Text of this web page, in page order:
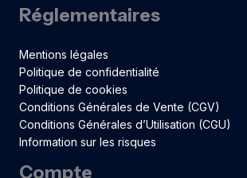
Réglementaires
Mentions légales
Politique de confidentialité
Politique de cookies
Conditions Générales de Vente (CGV)
Conditions Générales d’Utilisation (CGU)
Information sur les risques
Compte